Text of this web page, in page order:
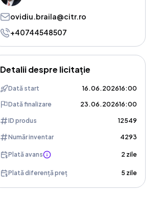
ovidiu.braila@citr.ro
+40744548507
Detalii despre licitație
Dată start 16.06.202616:00
Dată finalizare 23.06.202616:00
ID produs 12549
Număr inventar 4293
Plată avans 2 zile
Plată diferență preț 5 zile